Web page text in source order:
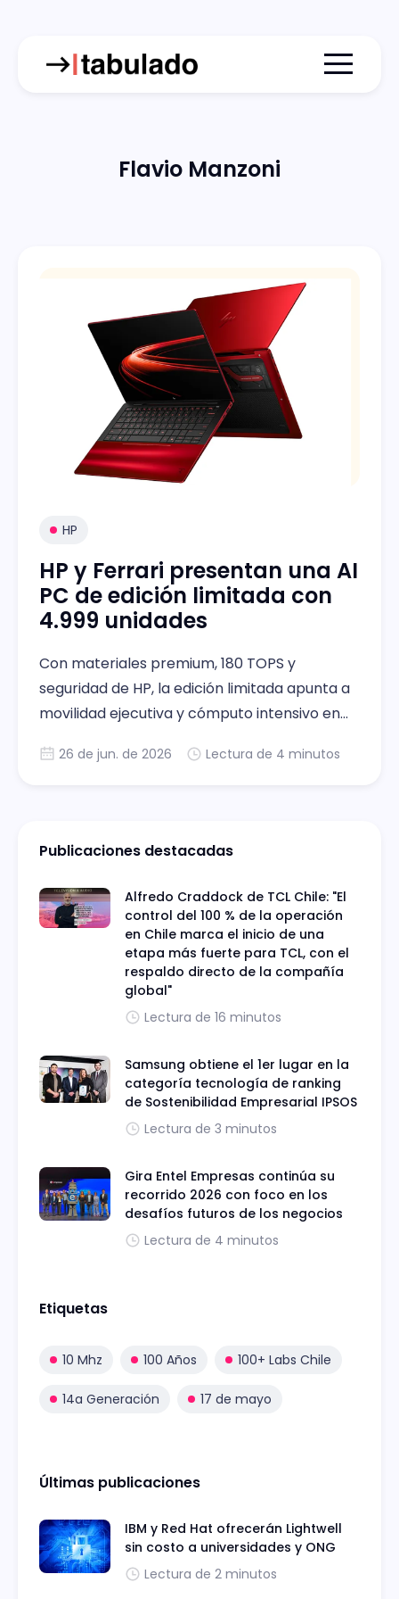
Menu
Flavio Manzoni
HP
HP y Ferrari presentan una AI
PC de edición limitada con
4.999 unidades
Con materiales premium, 180 TOPS y
seguridad de HP, la edición limitada apunta a
movilidad ejecutiva y cómputo intensivo en
26 de jun. de 2026 Lectura de 4 minutos
Publicaciones destacadas
Alfredo Craddock de TCL Chile: "El
control del 100 % de la operación
en Chile marca el inicio de una
etapa más fuerte para TCL, con el
respaldo directo de la compañía
global"
Lectura de 16 minutos
Samsung obtiene el 1er lugar en la
categoría tecnología de ranking
de Sostenibilidad Empresarial IPSOS
Lectura de 3 minutos
Gira Entel Empresas continúa su
recorrido 2026 con foco en los
desafíos futuros de los negocios
Lectura de 4 minutos
Etiquetas
10 Mhz 100 Años 100+ Labs Chile
14a Generación 17 de mayo
Últimas publicaciones
IBM y Red Hat ofrecerán Lightwell
sin costo a universidades y ONG
Lectura de 2 minutos